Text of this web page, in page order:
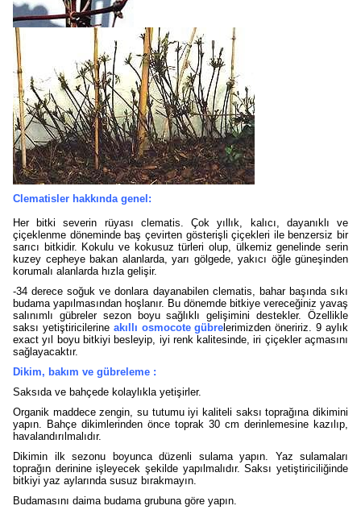
Clematisler hakkında genel:
Her bitki severin rüyası clematis. Çok yıllık, kalıcı, dayanıklı ve
çiçeklenme döneminde baş çevirten gösterişli çiçekleri ile benzersiz bir
sarıcı bitkidir. Kokulu ve kokusuz türleri olup, ülkemiz genelinde serin
kuzey cepheye bakan alanlarda, yarı gölgede, yakıcı öğle güneşinden
korumalı alanlarda hızla gelişir.
-34 derece soğuk ve donlara dayanabilen clematis, bahar başında sıkı
budama yapılmasından hoşlanır. Bu dönemde bitkiye vereceğiniz yavaş
salınımlı gübreler sezon boyu sağlıklı gelişimini destekler. Özellikle
saksı yetiştiricilerine akıllı osmocote gübre lerimizden öneririz. 9 aylık
exact yıl boyu bitkiyi besleyip, iyi renk kalitesinde, iri çiçekler açmasını
sağlayacaktır.
Dikim, bakım ve gübreleme :
Saksıda ve bahçede kolaylıkla yetişirler.
Organik maddece zengin, su tutumu iyi kaliteli saksı toprağına dikimini
yapın. Bahçe dikimlerinden önce toprak 30 cm derinlemesine kazılıp,
havalandırılmalıdır.
Dikimin ilk sezonu boyunca düzenli sulama yapın. Yaz sulamaları
toprağın derinine işleyecek şekilde yapılmalıdır. Saksı yetiştiriciliğinde
bitkiyi yaz aylarında susuz bırakmayın.
Budamasını daima budama grubuna göre yapın.